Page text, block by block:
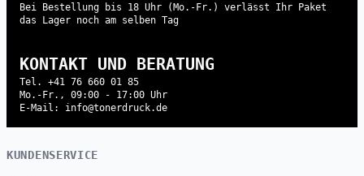
Bei Bestellung bis 18 Uhr (Mo.-Fr.) verlässt Ihr Paket
das Lager noch am selben Tag
KONTAKT UND BERATUNG
Tel. +41 76 660 01 85
Mo.-Fr., 09:00 - 17:00 Uhr
E-Mail: info@tonerdruck.de
KUNDENSERVICE